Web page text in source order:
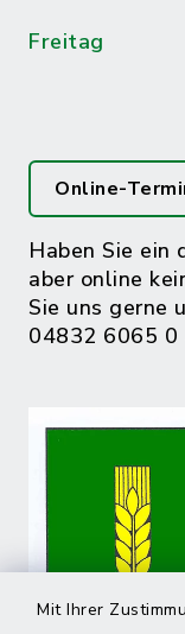
Mit Ihrer
Freitag
Online-
Haben Sie ein
aber online
Sie uns gerne
04832 6065 0